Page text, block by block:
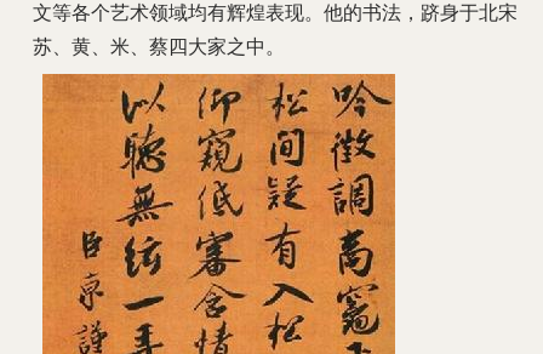
文等各个艺术领域均有辉煌表现。他的书法，跻身于北宋
苏、黄、米、蔡四大家之中。